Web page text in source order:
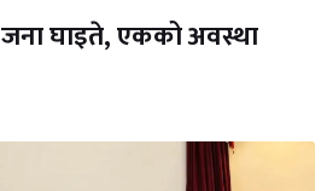
जना घाइते, एकको अवस्था